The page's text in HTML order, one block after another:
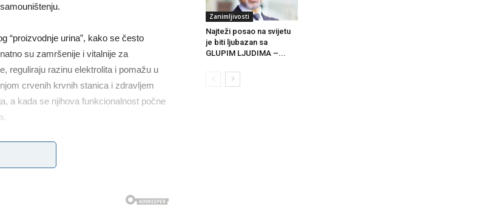
“proizvodnje urina”, kako se često
su zamršenije i vitalnije za
reguliraju razinu elektrolita i pomažu u
crvenih krvnih stanica i zdravljem
a kada se njihova funkcionalnost počne
i tihim karakteristikama. Ovo
ne dosegne kasniju fazu. Pojedinci
Zanimljivosti
Najteži posao na svijetu
je biti ljubazan sa
GLUPIM LJUDIMA –...